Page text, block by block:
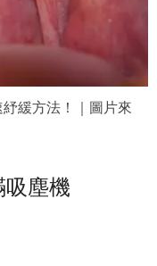
緩方法！｜圖片來
吸塵機